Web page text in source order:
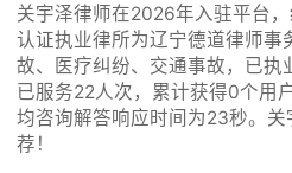
关宇泽律师在2026年入驻平台，
认证执业律所为辽宁德道律师事
故、医疗纠纷、交通事故，已执
已服务22人次，累计获得0个用
均咨询解答响应时间为23秒。
荐！